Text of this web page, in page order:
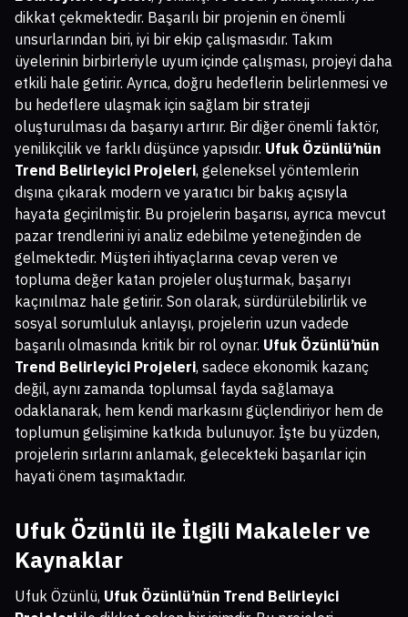
dikkat çekmektedir. Başarılı bir projenin en önemli
unsurlarından biri, iyi bir ekip çalışmasıdır. Takım
üyelerinin birbirleriyle uyum içinde çalışması, projeyi daha
etkili hale getirir. Ayrıca, doğru hedeflerin belirlenmesi ve
bu hedeflere ulaşmak için sağlam bir strateji
oluşturulması da başarıyı artırır. Bir diğer önemli faktör,
yenilikçilik ve farklı düşünce yapısıdır. Ufuk Özünlü’nün
Trend Belirleyici Projeleri, geleneksel yöntemlerin
dışına çıkarak modern ve yaratıcı bir bakış açısıyla
hayata geçirilmiştir. Bu projelerin başarısı, ayrıca mevcut
pazar trendlerini iyi analiz edebilme yeteneğinden de
gelmektedir. Müşteri ihtiyaçlarına cevap veren ve
topluma değer katan projeler oluşturmak, başarıyı
kaçınılmaz hale getirir. Son olarak, sürdürülebilirlik ve
sosyal sorumluluk anlayışı, projelerin uzun vadede
başarılı olmasında kritik bir rol oynar. Ufuk Özünlü’nün
Trend Belirleyici Projeleri, sadece ekonomik kazanç
değil, aynı zamanda toplumsal fayda sağlamaya
odaklanarak, hem kendi markasını güçlendiriyor hem de
toplumun gelişimine katkıda bulunuyor. İşte bu yüzden,
projelerin sırlarını anlamak, gelecekteki başarılar için
hayati önem taşımaktadır.
Ufuk Özünlü ile İlgili Makaleler ve
Kaynaklar
Ufuk Özünlü, Ufuk Özünlü’nün Trend Belirleyici